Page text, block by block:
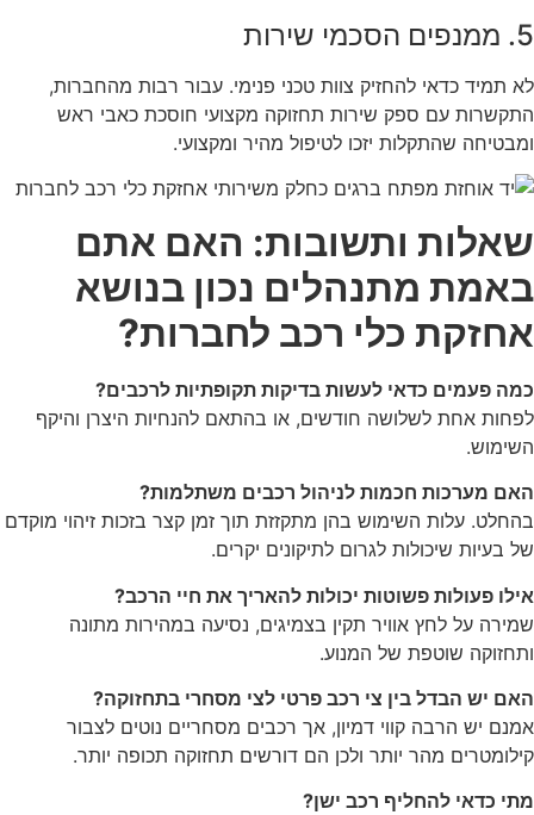
5. ממנפים הסכמי שירות
לא תמיד כדאי להחזיק צוות טכני פנימי. עבור רבות מהחברות,
התקשרות עם ספק שירות תחזוקה מקצועי חוסכת כאבי ראש
ומבטיחה שהתקלות יזכו לטיפול מהיר ומקצועי.
שאלות ותשובות: האם אתם
באמת מתנהלים נכון בנושא
אחזקת כלי רכב לחברות?
כמה פעמים כדאי לעשות בדיקות תקופתיות לרכבים?
לפחות אחת לשלושה חודשים, או בהתאם להנחיות היצרן והיקף
השימוש.
האם מערכות חכמות לניהול רכבים משתלמות?
בהחלט. עלות השימוש בהן מתקזזת תוך זמן קצר בזכות זיהוי מוקדם
של בעיות שיכולות לגרום לתיקונים יקרים.
אילו פעולות פשוטות יכולות להאריך את חיי הרכב?
שמירה על לחץ אוויר תקין בצמיגים, נסיעה במהירות מתונה
ותחזוקה שוטפת של המנוע.
האם יש הבדל בין צי רכב פרטי לצי מסחרי בתחזוקה?
אמנם יש הרבה קווי דמיון, אך רכבים מסחריים נוטים לצבור
קילומטרים מהר יותר ולכן הם דורשים תחזוקה תכופה יותר.
מתי כדאי להחליף רכב ישן?